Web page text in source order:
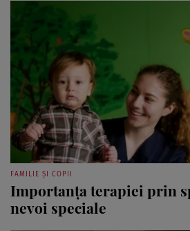
FAMILIE ȘI COPII
Importanţa terapiei prin
nevoi speciale